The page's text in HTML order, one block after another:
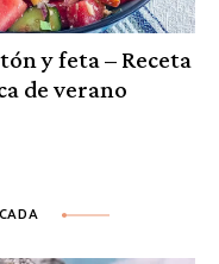
y feta – Receta
de verano